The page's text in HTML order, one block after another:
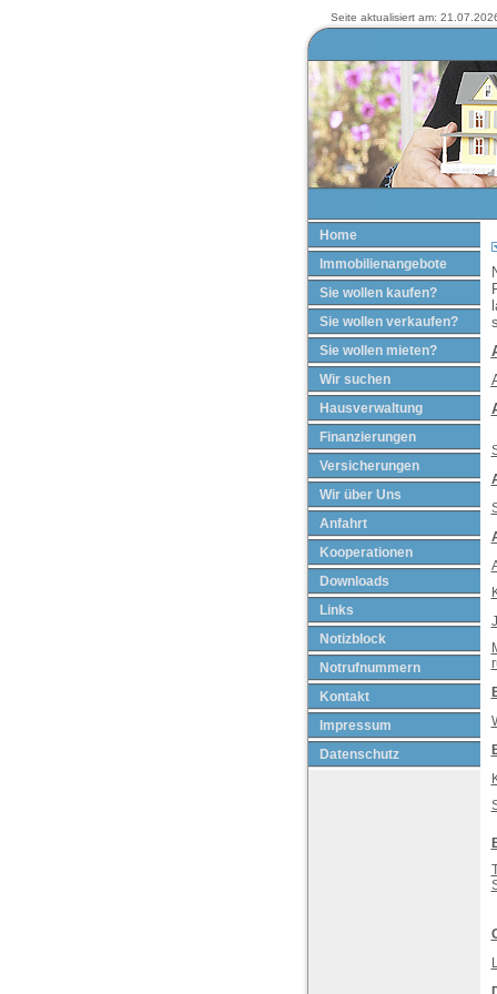
Seite aktualisiert am:
Home
Immobilienangebote
Sie wollen kaufen?
Sie wollen verkaufen?
Sie wollen mieten?
Wir suchen
Hausverwaltung
Finanzierungen
Versicherungen
Wir über Uns
Anfahrt
Kooperationen
Downloads
Links
Notizblock
Notrufnummern
Kontakt
Impressum
Datenschutz